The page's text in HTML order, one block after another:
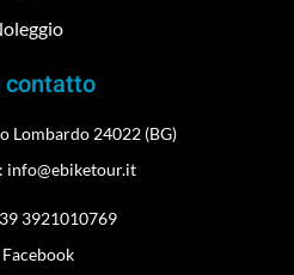
contatto
Lombardo 24022 (BG)
info@ebiketour.it
3921010769
Facebook